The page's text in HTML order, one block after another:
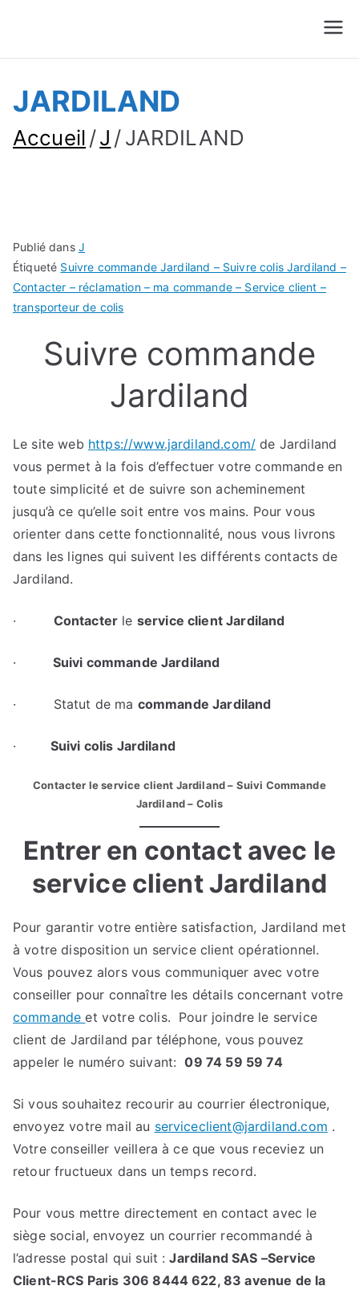
Suivre Colis - Suivre
Commande
JARDILAND
Accueil J JARDILAND
Publié dans J
Étiqueté Suivre commande Jardiland – Suivre colis Jardiland –
Contacter – réclamation – ma commande – Service client –
transporteur de colis
Suivre commande
Jardiland
Le site web https://www.jardiland.com/ de Jardiland
vous permet à la fois d’effectuer votre commande en
toute simplicité et de suivre son acheminement
jusqu’à ce qu’elle soit entre vos mains. Pour vous
orienter dans cette fonctionnalité, nous vous livrons
dans les lignes qui suivent les différents contacts de
Jardiland.
· Contacter le service client Jardiland
· Suivi commande Jardiland
· Statut de ma commande Jardiland
· Suivi colis Jardiland
Contacter le service client Jardiland – Suivi Commande
Jardiland – Colis
Entrer en contact avec le
service client Jardiland
Pour garantir votre entière satisfaction, Jardiland met
à votre disposition un service client opérationnel.
Vous pouvez alors vous communiquer avec votre
conseiller pour connaître les détails concernant votre
commandeet votre colis. Pour joindre le service
client de Jardiland par téléphone, vous pouvez
appeler le numéro suivant:09 74 59 59 74
Si vous souhaitez recourir au courrier électronique,
envoyez votre mail au serviceclient@jardiland.com .
Votre conseiller veillera à ce que vous receviez un
retour fructueux dans un temps record.
Pour vous mettre directement en contact avec le
siège social, envoyez un courrier recommandé à
l’adresse postal qui suit :Jardiland SAS –Service
Client-RCS Paris 306 8444 622, 83 avenue de la